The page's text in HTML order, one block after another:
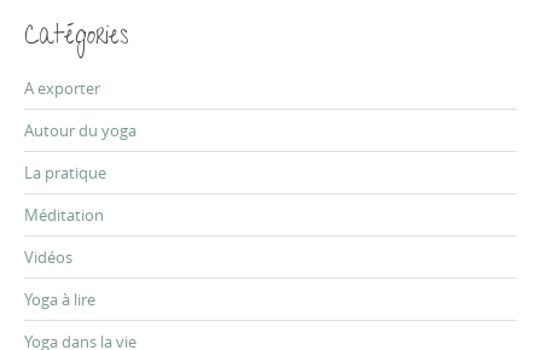
Catégories
A exporter
Autour du yoga
La pratique
Méditation
Vidéos
Yoga à lire
Yoga dans la vie